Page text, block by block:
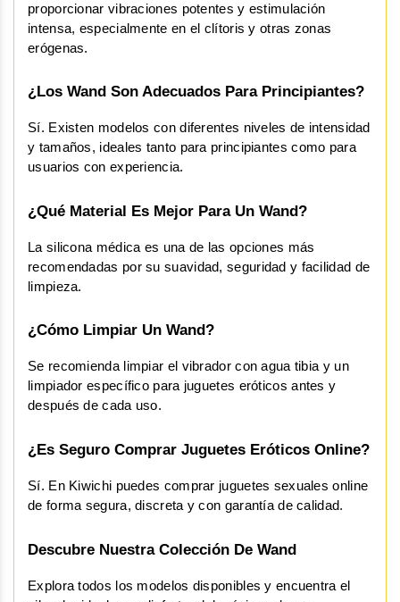
proporcionar vibraciones potentes y estimulación
intensa, especialmente en el clítoris y otras zonas
erógenas.
¿Los Wand Son Adecuados Para Principiantes?
Sí. Existen modelos con diferentes niveles de intensidad
y tamaños, ideales tanto para principiantes como para
usuarios con experiencia.
¿Qué Material Es Mejor Para Un Wand?
La silicona médica es una de las opciones más
recomendadas por su suavidad, seguridad y facilidad de
limpieza.
¿Cómo Limpiar Un Wand?
Se recomienda limpiar el vibrador con agua tibia y un
limpiador específico para juguetes eróticos antes y
después de cada uso.
¿Es Seguro Comprar Juguetes Eróticos Online?
Sí. En Kiwichi puedes comprar juguetes sexuales online
de forma segura, discreta y con garantía de calidad.
Descubre Nuestra Colección De Wand
Explora todos los modelos disponibles y encuentra el